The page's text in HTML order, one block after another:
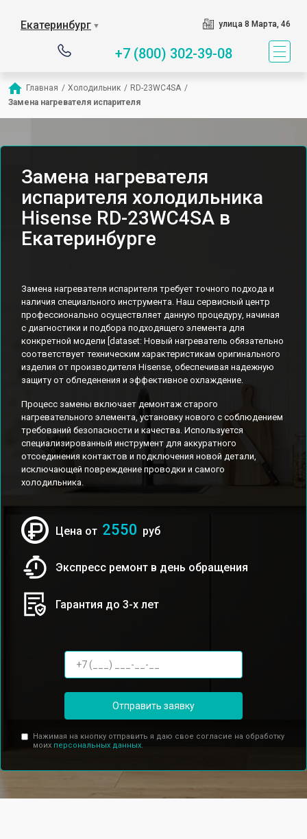
Екатеринбург ▼ улица 8 Марта, 46
+7 (800) 302-39-08
Главная / Холодильник / RD-23WC4SA /
Замена нагревателя испарителя
Замена нагревателя
испарителя холодильника
Hisense RD-23WC4SA в
Екатеринбурге
Замена нагревателя испарителя требует точного подхода и
наличия специального инструмента. Наш сервисный центр
профессионально осуществляет данную процедуру, начиная
с диагностики и подбора подходящего элемента для
конкретной модели [dataset: Новый нагреватель обязательно
соответствует техническим характеристикам оригинального
изделия от производителя Hisense, обеспечивая надежную
защиту от обледенения и эффективное охлаждение.
Процесс замены включает демонтаж старого
нагревательного элемента, установку нового с соблюдением
требований безопасности и качества. Используется
специализированный инструмент для аккуратного
отсоединения контактов и подключения новой детали,
исключающей повреждение проводки и самого
холодильника.
Цена от 2550 руб
Экспресс ремонт в день обращения
Гарантия до 3-х лет
Отправить заявку
Нажимая на кнопку отправить я даю свое согласие на обработку
моих персональных данных.